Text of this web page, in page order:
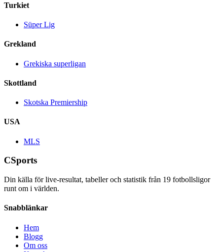
Turkiet
Süper Lig
Grekland
Grekiska superligan
Skottland
Skotska Premiership
USA
MLS
CSports
Din källa för live-resultat, tabeller och statistik från 19 fotbollsligor
runt om i världen.
Snabblänkar
Hem
Blogg
Om oss